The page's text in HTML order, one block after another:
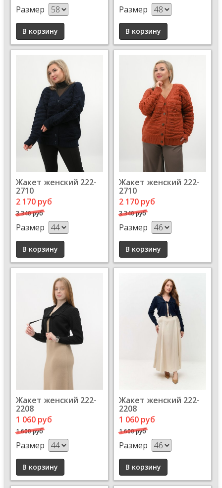
Размер Размер
Жакет женский 222-
2710
2 170 руб
3 340 руб
Размер
Жакет женский 222-
2710
2 170 руб
3 340 руб
Размер
Жакет женский 222-
2208
1 060 руб
1 600 руб
Размер
Жакет женский 222-
2208
1 060 руб
1 600 руб
Размер